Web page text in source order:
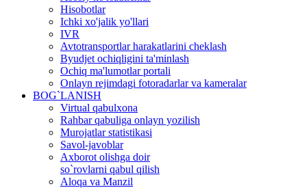
Hisobotlar
Ichki xo'jalik yo'llari
IVR
Avtotransportlar harakatlarini cheklash
Byudjet ochiqligini ta'minlash
Ochiq ma'lumotlar portali
Onlayn rejimdagi fotoradarlar va kameralar
BOG`LANISH
Virtual qabulxona
Rahbar qabuliga onlayn yozilish
Murojatlar statistikasi
Savol-javoblar
Axborot olishga doir
so`rovlarni qabul qilish
Aloqa va Manzil